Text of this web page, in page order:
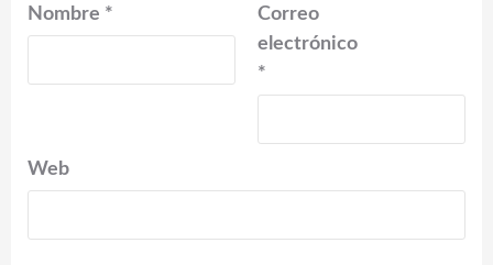
Nombre *
Correo
electrónico
*
Web